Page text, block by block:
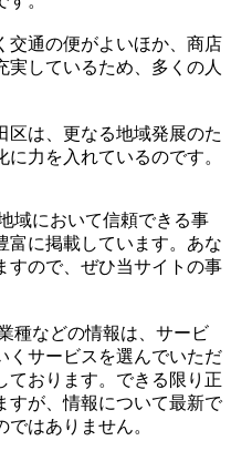
交通の便がよいほか、商店
しているため、多くの人
区は、更なる地域発展のた
力を入れているのです。
域において信頼できる事
富に掲載しています。あな
すので、ぜひ当サイトの事
種などの情報は、サービ
くサービスを選んでいただ
ております。できる限り正
すが、情報について最新で
はありません。